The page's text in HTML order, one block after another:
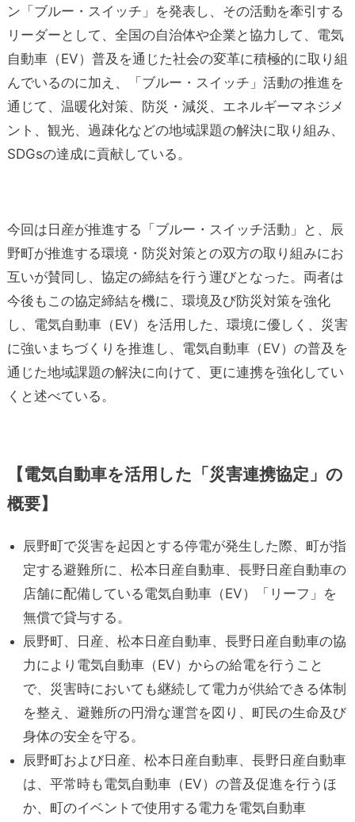
ン「ブルー・スイッチ」を発表し、その活動を牽引する
リーダーとして、全国の自治体や企業と協力して、電気
自動車（EV）普及を通じた社会の変革に積極的に取り組
んでいるのに加え、「ブルー・スイッチ」活動の推進を
通じて、温暖化対策、防災・減災、エネルギーマネジメ
ント、観光、過疎化などの地域課題の解決に取り組み、
SDGsの達成に貢献している。
今回は日産が推進する「ブルー・スイッチ活動」と、辰
野町が推進する環境・防災対策との双方の取り組みにお
互いが賛同し、協定の締結を行う運びとなった。両者は
今後もこの協定締結を機に、環境及び防災対策を強化
し、電気自動車（EV）を活用した、環境に優しく、災害
に強いまちづくりを推進し、電気自動車（EV）の普及を
通じた地域課題の解決に向けて、更に連携を強化してい
くと述べている。
【電気自動車を活用した「災害連携協定」の
概要】
辰野町で災害を起因とする停電が発生した際、町が指
定する避難所に、松本日産自動車、長野日産自動車の
店舗に配備している電気自動車（EV）「リーフ」を
無償で貸与する。
辰野町、日産、松本日産自動車、長野日産自動車の協
力により電気自動車（EV）からの給電を行うこと
で、災害時においても継続して電力が供給できる体制
を整え、避難所の円滑な運営を図り、町民の生命及び
身体の安全を守る。
辰野町および日産、松本日産自動車、長野日産自動車
は、平常時も電気自動車（EV）の普及促進を行うほ
か、町のイベントで使用する電力を電気自動車